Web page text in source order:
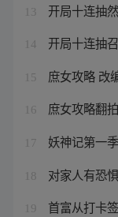
13 开局十连抽
14 开局十连抽
15 庶女攻略 改
16 庶女攻略翻
17 妖神记第一
18 对家人有恐
19 首富从打卡